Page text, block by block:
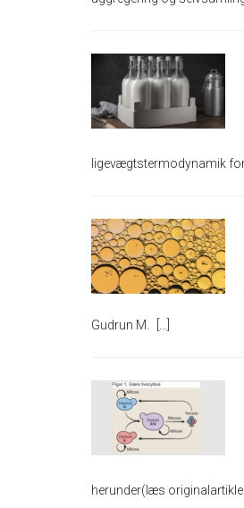
ligevægtstermodynamik
Gudrun M.
herunder(læs